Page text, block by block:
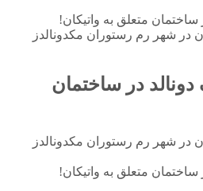
ساختمان متعلق به واتيكان!
در شهر رم رستوران مكدونالدز
دونالد در ساختمان
در شهر رم رستوران مكدونالدز
ساختمان متعلق به واتيكان!